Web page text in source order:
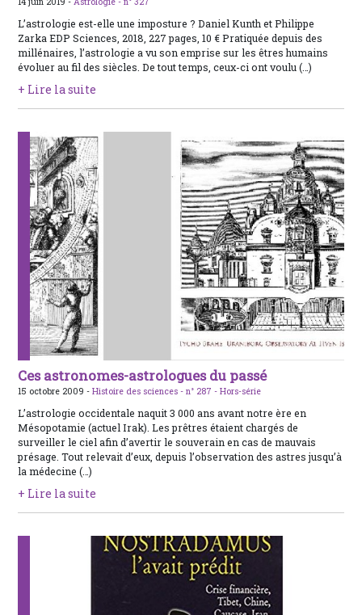
L’astrologie est-elle une imposture ? Daniel Kunth et Philippe
Zarka EDP Sciences, 2018, 227 pages, 10 € Pratiquée depuis des
millénaires, l’astrologie a vu son emprise sur les êtres humains
évoluer au fil des siècles. De tout temps, ceux-ci ont voulu (…)
+ Lire la suite
Ces astronomes-astrologues du passé
15 octobre 2009 -Histoire des sciences -n° 287 - Hors-série
L’astrologie occidentale naquit 3 000 ans avant notre ère en
Mésopotamie (actuel Irak). Les prêtres étaient chargés de
surveiller le ciel afin d’avertir le souverain en cas de mauvais
présage. Tout relevait d’eux, depuis l’observation des astres jusqu’à
la médecine (…)
+ Lire la suite